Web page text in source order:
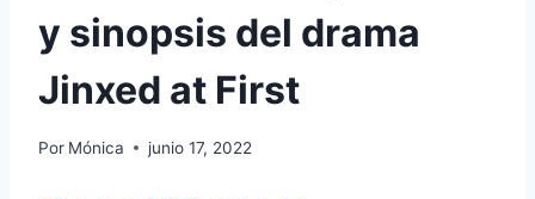
y sinopsis del drama
Jinxed at First
Por Mónica junio 17, 2022